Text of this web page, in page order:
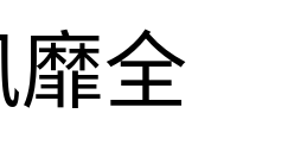
靡全